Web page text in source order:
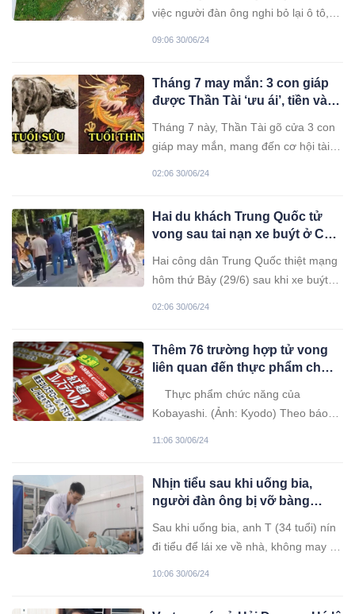
việc người đàn ông nghi bỏ lại ô tô,
09:06 30/06/24
Tháng 7 may mắn: 3 con giáp
được Thần Tài ‘ưu ái’, tiền vào
hương
Tháng 7 này, Thần Tài gõ cửa 3 con
giáp may mắn, mang đến cơ hội tài
02:06 30/06/24
Hai du khách Trung Quốc tử
vong sau tai nạn xe buýt ở Cao
Hai công dân Trung Quốc thiệt mạng
hôm thứ Bảy (29/6) sau khi xe buýt
02:06 30/06/24
Thêm 76 trường hợp tử vong
liên quan đến thực phẩm chức
Thực phẩm chức năng của
Kobayashi. (Ảnh: Kyodo) Theo báo
vong đầu tiên được báo cáo vào
tháng 3. Trước đó, Kobayashi cho
biết 5 người đã tử vong sau khi
11:06 30/06/24
Nhịn tiểu sau khi uống bia,
người đàn ông bị vỡ bàng
Sau khi uống bia, anh T (34 tuổi) nín
đi tiểu để lái xe về nhà, không may bị
10:06 30/06/24